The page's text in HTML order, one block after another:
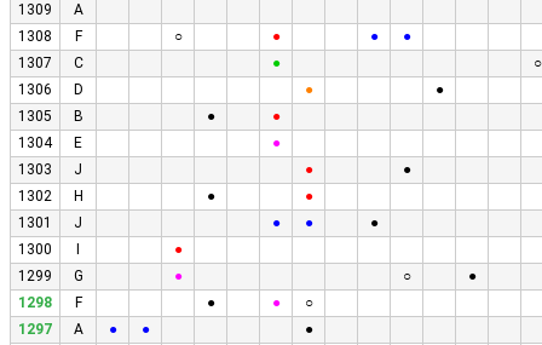
1309
A
1308
F ○ ● ●
●
1307
C ●
○
1306
D ●
●
1305
B ●
●
1304
E
●
1303
J ●
●
1302
H ●
●
1301
J ● ●
●
1300
●
1299
G ● ○
●
1298
F ● ●
○
1297
A ● ●
●